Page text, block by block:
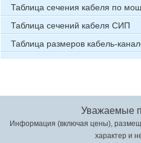
Таблица сечения кабеля по
Таблица сечений кабеля СИП
Таблица размеров кабель-
Уважаемые
Информация (включая цены),
характер и